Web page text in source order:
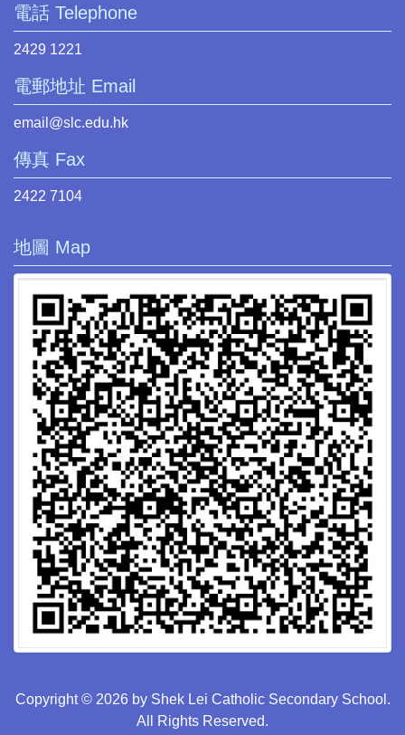
電話 Telephone
2429 1221
電郵地址 Email
email@slc.edu.hk
傳真 Fax
2422 7104
地圖 Map
Copyright © 2026 by Shek Lei Catholic Secondary School.
All Rights Reserved.